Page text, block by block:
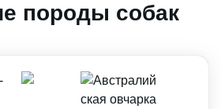
породы собак